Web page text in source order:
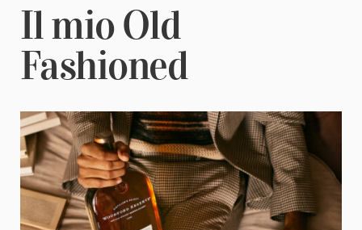
Il mio Old
Fashioned